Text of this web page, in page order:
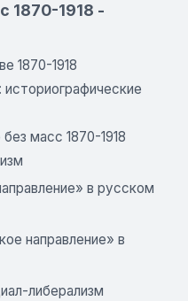
1870-1918 -
1870-1918
масс 1870-1918
в русском
направление» в
либерализм